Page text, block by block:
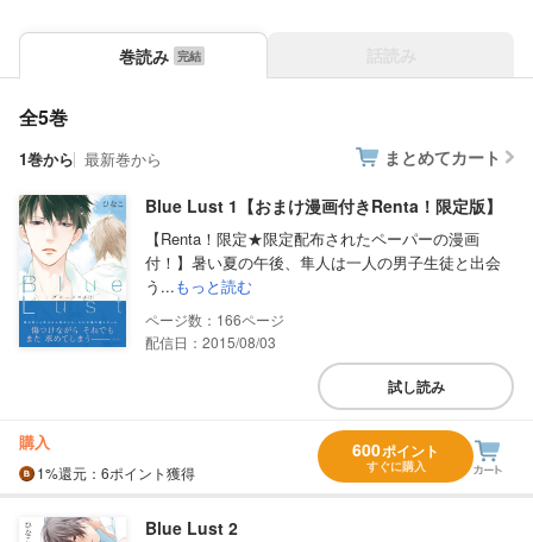
巻読み
全5巻
1巻から 最新巻から まとめてカート
Blue Lust 1【おまけ漫画付きRenta！限定版】
【Renta！限定★限定配布されたペーパーの漫画
付！】暑い夏の午後、隼人は一人の男子生徒と出会
う...もっと読む
166
配信日：2015/08/03
試し読み
購入
1%還元 ：6ポイント獲得
600ポイント
すぐに購入
Blue Lust 2